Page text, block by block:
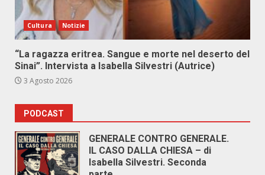
Cultura Notizie
“La ragazza eritrea. Sangue e morte nel deserto del
Sinai”. Intervista a Isabella Silvestri (Autrice)
3 Agosto 2026
PODCAST
GENERALE CONTRO GENERALE.
IL CASO DALLA CHIESA – di
Isabella Silvestri. Seconda